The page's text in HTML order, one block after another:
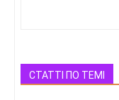
СТАТТІ ПО ТЕМІ